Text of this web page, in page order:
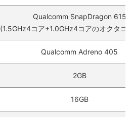
Qualcomm SnapDragon 615
(1.5GHz4コア+1.0GHz4コアのオクタコ
Qualcomm Adreno 405
2GB
16GB